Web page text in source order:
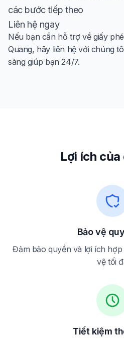
các bước tiếp theo
Liên hệ ngay
Nếu bạn cần hỗ trợ về giấy
Quang, hãy liên hệ với chúng
sàng giúp bạn 24/7.
Lợi ích
Bảo vệ
Đảm bảo quyền và lợi ích
vệ tối
Tiết kiệm